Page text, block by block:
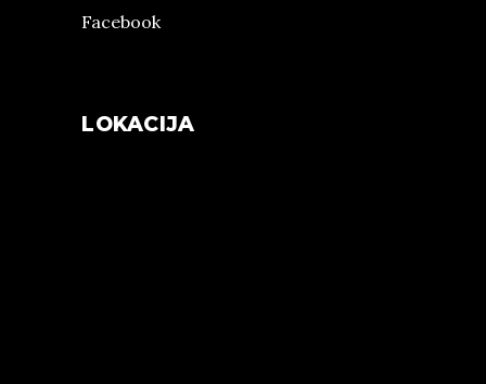
Facebook
LOKACIJA